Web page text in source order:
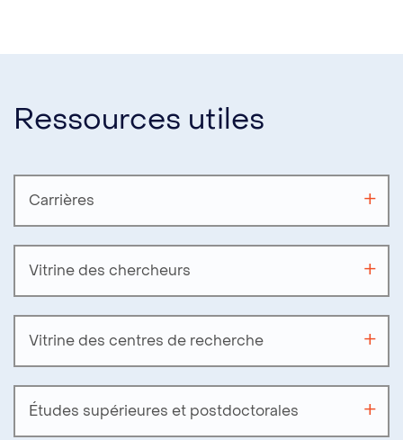
Ressources utiles
Carrières
Vitrine des chercheurs
Vitrine des centres de recherche
Études supérieures et postdoctorales